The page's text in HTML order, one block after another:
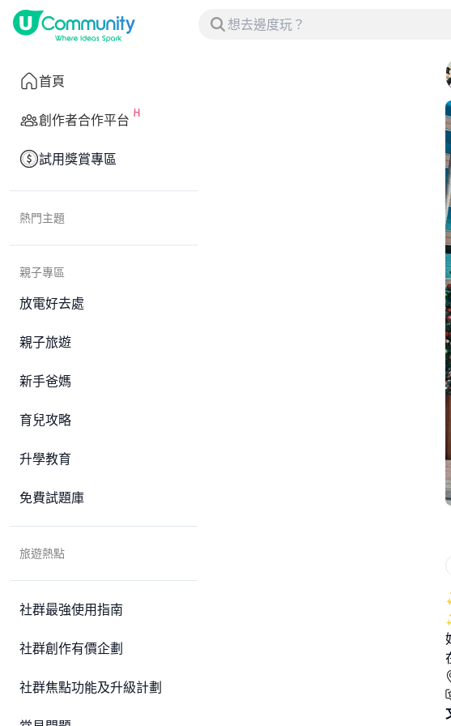
首頁
創作者合作平台
試用獎賞專區
熱門主題
親子專區
放電好去處
親子旅遊
新手爸媽
育兒攻略
升學教育
免費試題庫
旅遊熱點
社群最強使用指南
社群創作有價企劃
社群焦點功能及升級計劃